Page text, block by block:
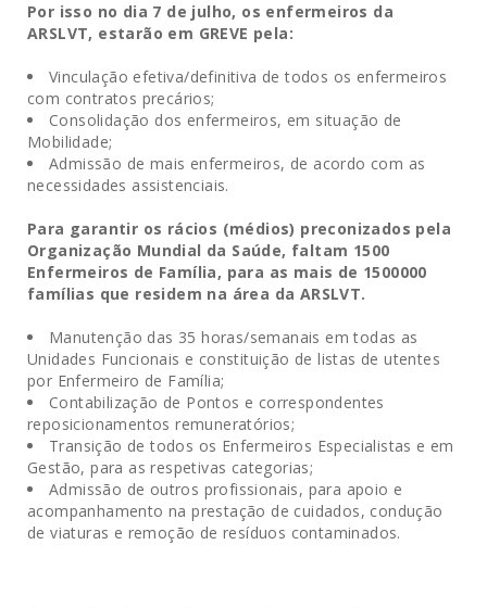
Por isso no dia 7 de julho, os enfermeiros da
ARSLVT, estarão em GREVE pela:
Vinculação efetiva/definitiva de todos os enfermeiros
com contratos precários;
Consolidação dos enfermeiros, em situação de
Mobilidade;
Admissão de mais enfermeiros, de acordo com as
necessidades assistenciais.
Para garantir os rácios (médios) preconizados pela
Organização Mundial da Saúde, faltam 1500
Enfermeiros de Família, para as mais de 1500000
famílias que residem na área da ARSLVT.
Manutenção das 35 horas/semanais em todas as
Unidades Funcionais e constituição de listas de utentes
por Enfermeiro de Família;
Contabilização de Pontos e correspondentes
reposicionamentos remuneratórios;
Transição de todos os Enfermeiros Especialistas e em
Gestão, para as respetivas categorias;
Admissão de outros profissionais, para apoio e
acompanhamento na prestação de cuidados, condução
de viaturas e remoção de resíduos contaminados.